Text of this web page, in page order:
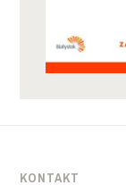
KONTAKT